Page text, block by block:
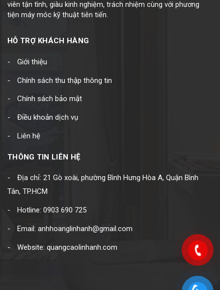
viên tận tình, giàu kinh nghiệm, trách nhiệm cùng với phương
tiện máy móc kỹ thuật tiên tiến.
HỖ TRỢ KHÁCH HÀNG
Giới thiệu
Chính sách thu thập thông tin
Chính sách bảo mật
Điều khoản dịch vụ
Liên hệ
THÔNG TIN LIÊN HỆ
Địa chỉ: 21 Gò xoài, phường Bình Hưng Hòa A, Quận Bình
Tân, TP.HCM
Hotline: 0903 690 725
Email: anhhoanglinhanh@gmail.com
Website: quangcaolinhanh.com